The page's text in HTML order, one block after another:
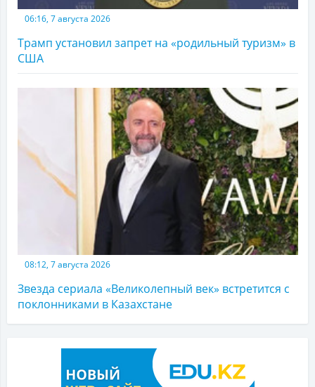
06:16, 7 августа 2026
Трамп установил запрет на «родильный туризм» в
США
08:12, 7 августа 2026
Звезда сериала «Великолепный век» встретится с
поклонниками в Казахстане